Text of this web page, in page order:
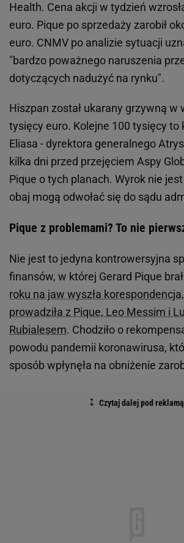
Health. Cena akcji w tydzień
euro. Pique po sprzedaży zarobił
euro. CNMV po analizie sytuacji
"bardzo poważnego naruszenia
dotyczących nadużyć na rynku".
Hiszpan został ukarany grzywną w
tysięcy euro. Kolejne 100 tysięcy to
Eliasa - dyrektora generalnego
kilka dni przed przejęciem Aspy
Pique o tych planach. Wyrok nie
obaj mogą odwołać się do sądu
Pique z problemami? To nie
Nie jest to jedyna kontrowersyjna
finansów, w której Gerard Pique brał
roku na jaw wyszła
prowadziła z Pique, Leo Messim i
Rubialesem. Chodziło o
powodu pandemii koronawirusa,
sposób wpłynęła na obniżenie